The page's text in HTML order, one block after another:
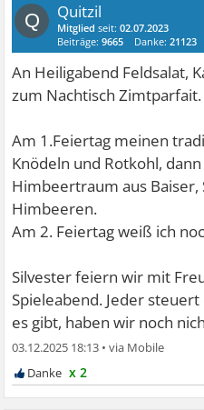
Q Quitzil
Mitglied seit:02.07.2023
Beiträge:9665 Danke:21123
An Heiligabend Feldsalat,
zum Nachtisch Zimtparfait.
Am 1.Feiertag meinen
Knödeln und Rotkohl,
Himbeertraum aus Baiser,
Himbeeren.
Am 2. Feiertag weiß ich
Silvester feiern wir mit
Spieleabend. Jeder
es gibt, haben wir noch
03.12.2025 18:13 •
x 2